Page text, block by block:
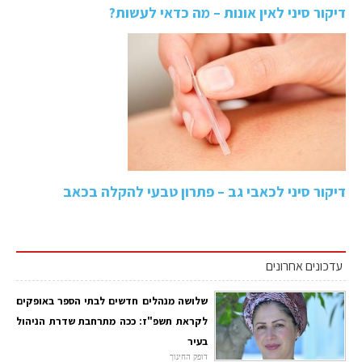
דיקור סיני לאין אונות – מה כדאי לעשות?
דיקור סיני לכאבי גב – פתרון טבעי להקלה בכאב
עדכונים אחרונים
שלושה מנהלים חדשים לבתי הספר באופקים
לקראת תשפ"ז: ככה מתרחבת שדרת הניהול
בעיר
דופק החינוך